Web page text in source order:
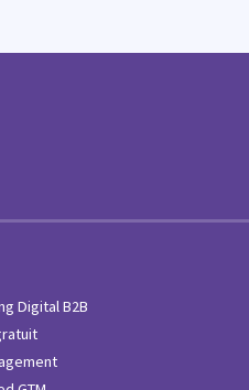
Digital B2B